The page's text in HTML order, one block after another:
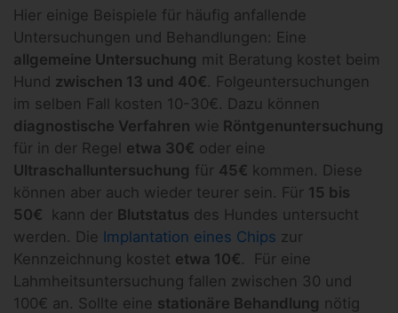
Hier einige Beispiele für häufig anfallende
Untersuchungen und Behandlungen: Eine
allgemeine Untersuchung mit Beratung kostet beim
Hund zwischen 13 und 40€. Folgeuntersuchungen
im selben Fall kosten 10-30€. Dazu können
diagnostische Verfahren wie Röntgenuntersuchung
für in der Regel etwa 30€ oder eine
Ultraschalluntersuchung für 45€ kommen. Diese
können aber auch wieder teurer sein. Für 15 bis
50€ kann der Blutstatus des Hundes untersucht
werden. Die Implantation eines Chips zur
Kennzeichnung kostet etwa 10€. Für eine
Lahmheitsuntersuchung fallen zwischen 30 und
100€ an. Sollte eine stationäre Behandlung nötig